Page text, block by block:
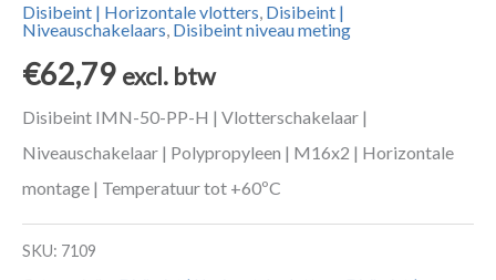
Disibeint | Horizontale vlotters, Disibeint |
Niveauschakelaars, Disibeint niveau meting
€62,79 excl. btw
Disibeint IMN-50-PP-H | Vlotterschakelaar |
Niveauschakelaar | Polypropyleen | M16x2 | Horizontale
montage | Temperatuur tot +60ºC
SKU: 7109